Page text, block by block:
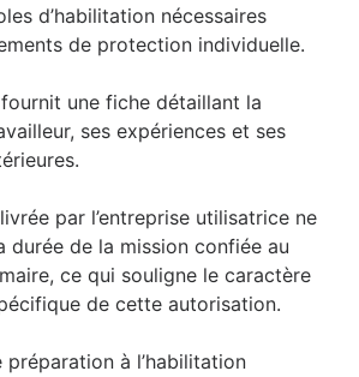
d’habilitation nécessaires
de protection individuelle.
fournit une fiche détaillant la
ses expériences et ses
par l’entreprise utilisatrice ne
durée de la mission confiée au
ce qui souligne le caractère
de cette autorisation.
à l’habilitation